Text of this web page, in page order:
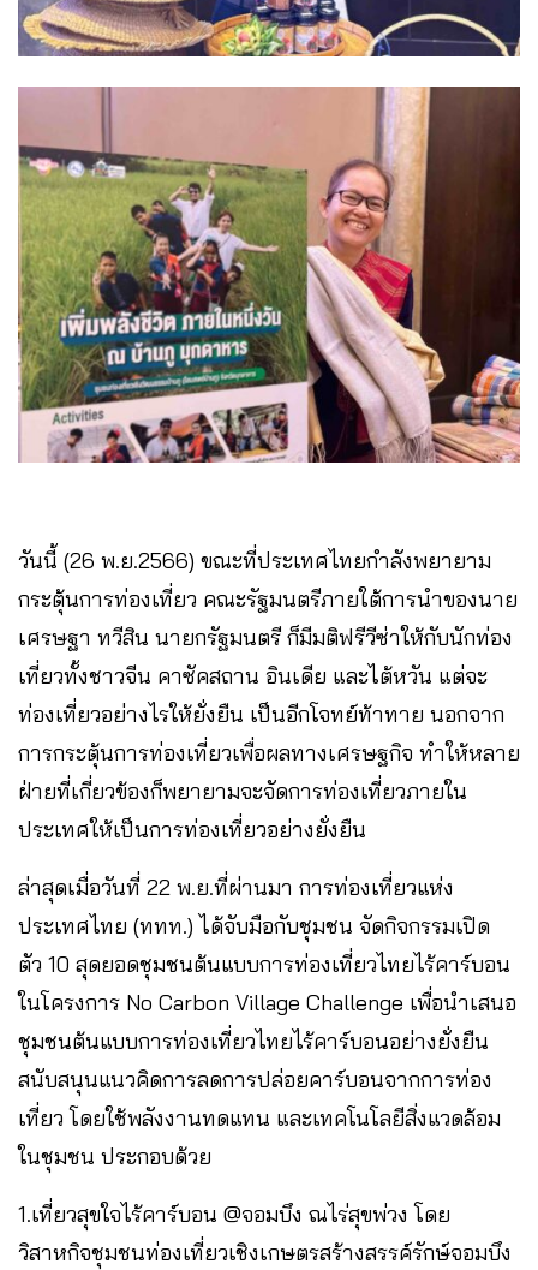
วันนี้ (26 พ.ย.2566) ขณะที่ประเทศไทยกำลังพยายาม
กระตุ้นการท่องเที่ยว คณะรัฐมนตรีภายใต้การนำของนาย
เศรษฐา ทวีสิน นายกรัฐมนตรี ก็มีมติฟรีวีซ่าให้กับนักท่อง
เที่ยวทั้งชาวจีน คาซัคสถาน อินเดีย และไต้หวัน แต่จะ
ท่องเที่ยวอย่างไรให้ยั่งยืน เป็นอีกโจทย์ท้าทาย นอกจาก
การกระตุ้นการท่องเที่ยวเพื่อผลทางเศรษฐกิจ ทำให้หลาย
ฝ่ายที่เกี่ยวข้องก็พยายามจะจัดการท่องเที่ยวภายใน
ประเทศให้เป็นการท่องเที่ยวอย่างยั่งยืน
ล่าสุดเมื่อวันที่ 22 พ.ย.ที่ผ่านมา การท่องเที่ยวแห่ง
ประเทศไทย (ททท.) ได้จับมือกับชุมชน จัดกิจกรรมเปิด
ตัว 10 สุดยอดชุมชนต้นแบบการท่องเที่ยวไทยไร้คาร์บอน
ในโครงการ No Carbon Village Challenge เพื่อนำเสนอ
ชุมชนต้นแบบการท่องเที่ยวไทยไร้คาร์บอนอย่างยั่งยืน
สนับสนุนแนวคิดการลดการปล่อยคาร์บอนจากการท่อง
เที่ยว โดยใช้พลังงานทดแทน และเทคโนโลยีสิ่งแวดล้อม
ในชุมชน ประกอบด้วย
1.เที่ยวสุขใจไร้คาร์บอน @จอมบึง ณไร่สุขพ่วง โดย
วิสาหกิจชุมชนท่องเที่ยวเชิงเกษตรสร้างสรรค์รักษ์จอมบึง